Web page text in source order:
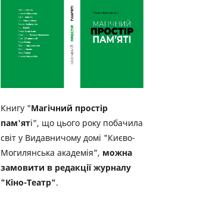
Книгу "Магічний простір
пам'яті", що цього року побачила
світ у Видавничому домі "Києво-
Могилянська академія", можна
замовити в редакції журналу
"Кіно-Театр".